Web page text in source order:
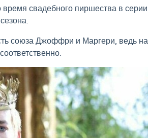
свадебного пиршества в серии
союза Джоффри и Маргери, ведь на